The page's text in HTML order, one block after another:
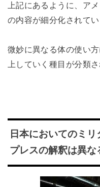
上記にあるように、ア
の内容が細分化されてい
微妙に異なる体の使い
上していく種目が分類
日本においてのミ
プレスの解釈は異な